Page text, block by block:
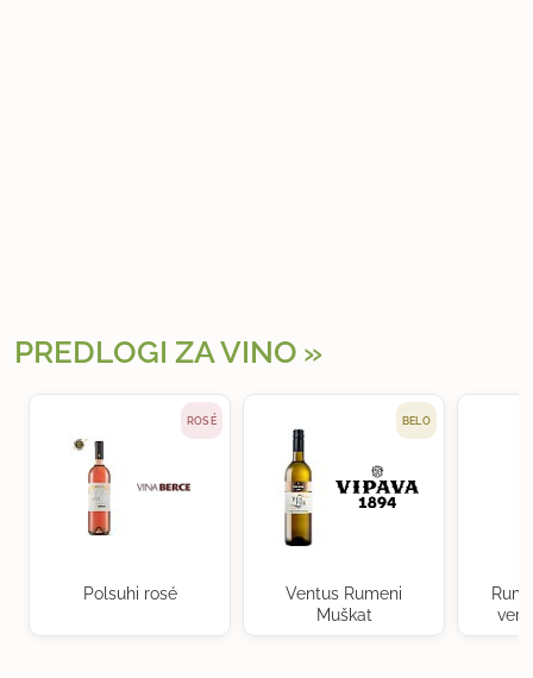
PREDLOGI ZA VINO
ROSÉ
Polsuhi rosé
BELO
Ventus Rumeni
Muškat